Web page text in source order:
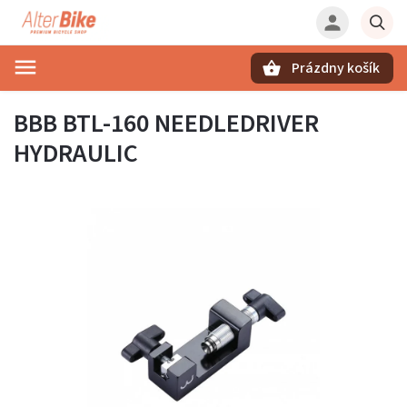
Prázdny košík
BBB BTL-160 NEEDLEDRIVER
HYDRAULIC